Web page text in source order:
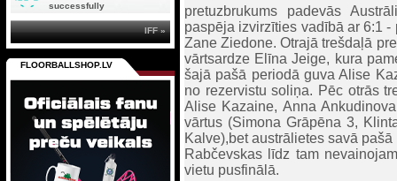
pretuzbrukums padevās
paspēja izvirzīties vadībā ar 6:1
Zane Ziedone. Otrajā trešdaļā
vārtsardze Elīna Jeige, kura
šajā pašā periodā guva Alise
no rezervistu soliņa. Pēc otrās
Alise Kazaine, Anna
vārtus (Simona Grāpēna 3,
Kalve),bet austrālietes savā
Rabčevskas līdz tam
vietu pusfinālā.
successfully
IFF »
FLOORBALLSHOP.LV